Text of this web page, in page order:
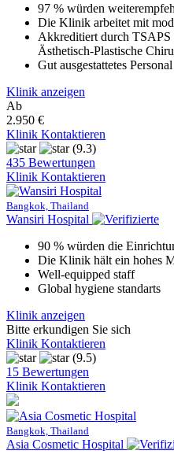
97 % würden
Die Klinik arbeitet mit
Akkreditiert durch TSAPS
Ästhetisch-Plastische
Gut ausgestattetes Personal
Klinik anzeigen
Ab
2.950 €
Klinik Kontaktieren
(9.3)
435 Bewertungen
Klinik Kontaktieren
Bangkok, Thailand
Wansiri Hospital
90 % würden die
Die Klinik hält ein hohes
Well-equipped staff
Global hygiene standarts
Klinik anzeigen
Bitte erkundigen Sie sich
Klinik Kontaktieren
(9.5)
15 Bewertungen
Klinik Kontaktieren
Bangkok, Thailand
Asia Cosmetic Hospital